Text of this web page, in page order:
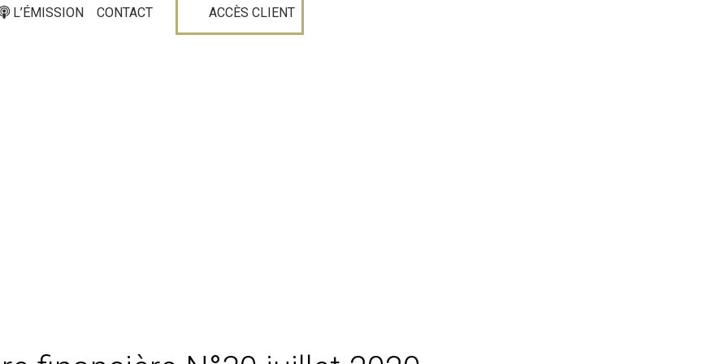
L’ÉMISSION CONTACT ACCÈS CLIENT